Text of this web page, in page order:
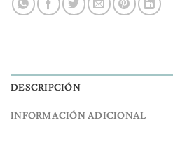
DESCRIPCIÓN
INFORMACIÓN ADICIONAL